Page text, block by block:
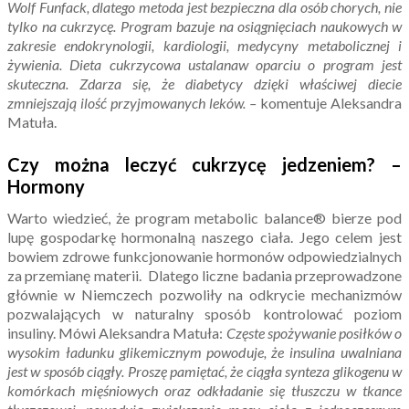
Wolf Funfack, dlatego metoda jest bezpieczna dla osób chorych, nie
tylko na cukrzycę. Program bazuje na osiągnięciach naukowych w
zakresie endokrynologii, kardiologii, medycyny metabolicznej i
żywienia. Dieta cukrzycowa ustalanaw oparciu o program jest
skuteczna. Zdarza się, że diabetycy dzięki właściwej diecie
zmniejszają ilość przyjmowanych leków. – komentuje Aleksandra
Matuła.
Czy można leczyć cukrzycę jedzeniem? –
Hormony
Warto wiedzieć, że program metabolic balance® bierze pod
lupę gospodarkę hormonalną naszego ciała. Jego celem jest
bowiem zdrowe funkcjonowanie hormonów odpowiedzialnych
za przemianę materii. Dlatego liczne badania przeprowadzone
głównie w Niemczech pozwoliły na odkrycie mechanizmów
pozwalających w naturalny sposób kontrolować poziom
insuliny. Mówi Aleksandra Matuła: Częste spożywanie posiłków o
wysokim ładunku glikemicznym powoduje, że insulina uwalniana
jest w sposób ciągły. Proszę pamiętać, że ciągła synteza glikogenu w
komórkach mięśniowych oraz odkładanie się tłuszczu w tkance